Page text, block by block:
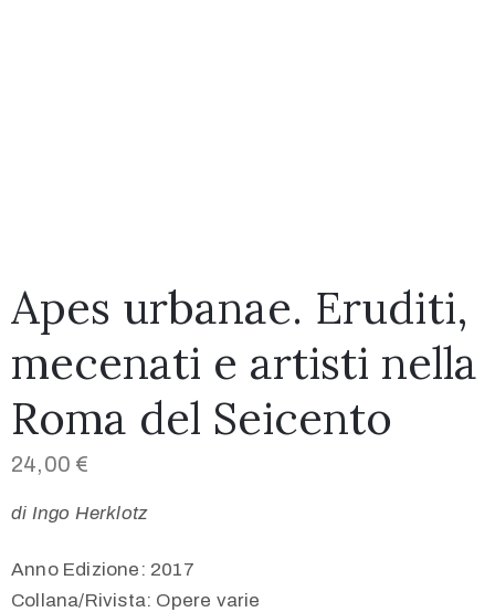
Apes urbanae. Eruditi,
mecenati e artisti nella
Roma del Seicento
24,00 €
di Ingo Herklotz
Anno Edizione: 2017
Collana/Rivista: Opere varie